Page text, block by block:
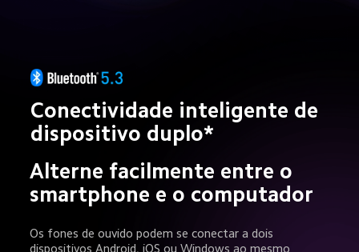
Conectividade inteligente de
dispositivo duplo*
Alterne facilmente entre o
smartphone e o computador
Os fones de ouvido podem se conectar a dois
dispositivos Android, iOS ou Windows ao mesmo